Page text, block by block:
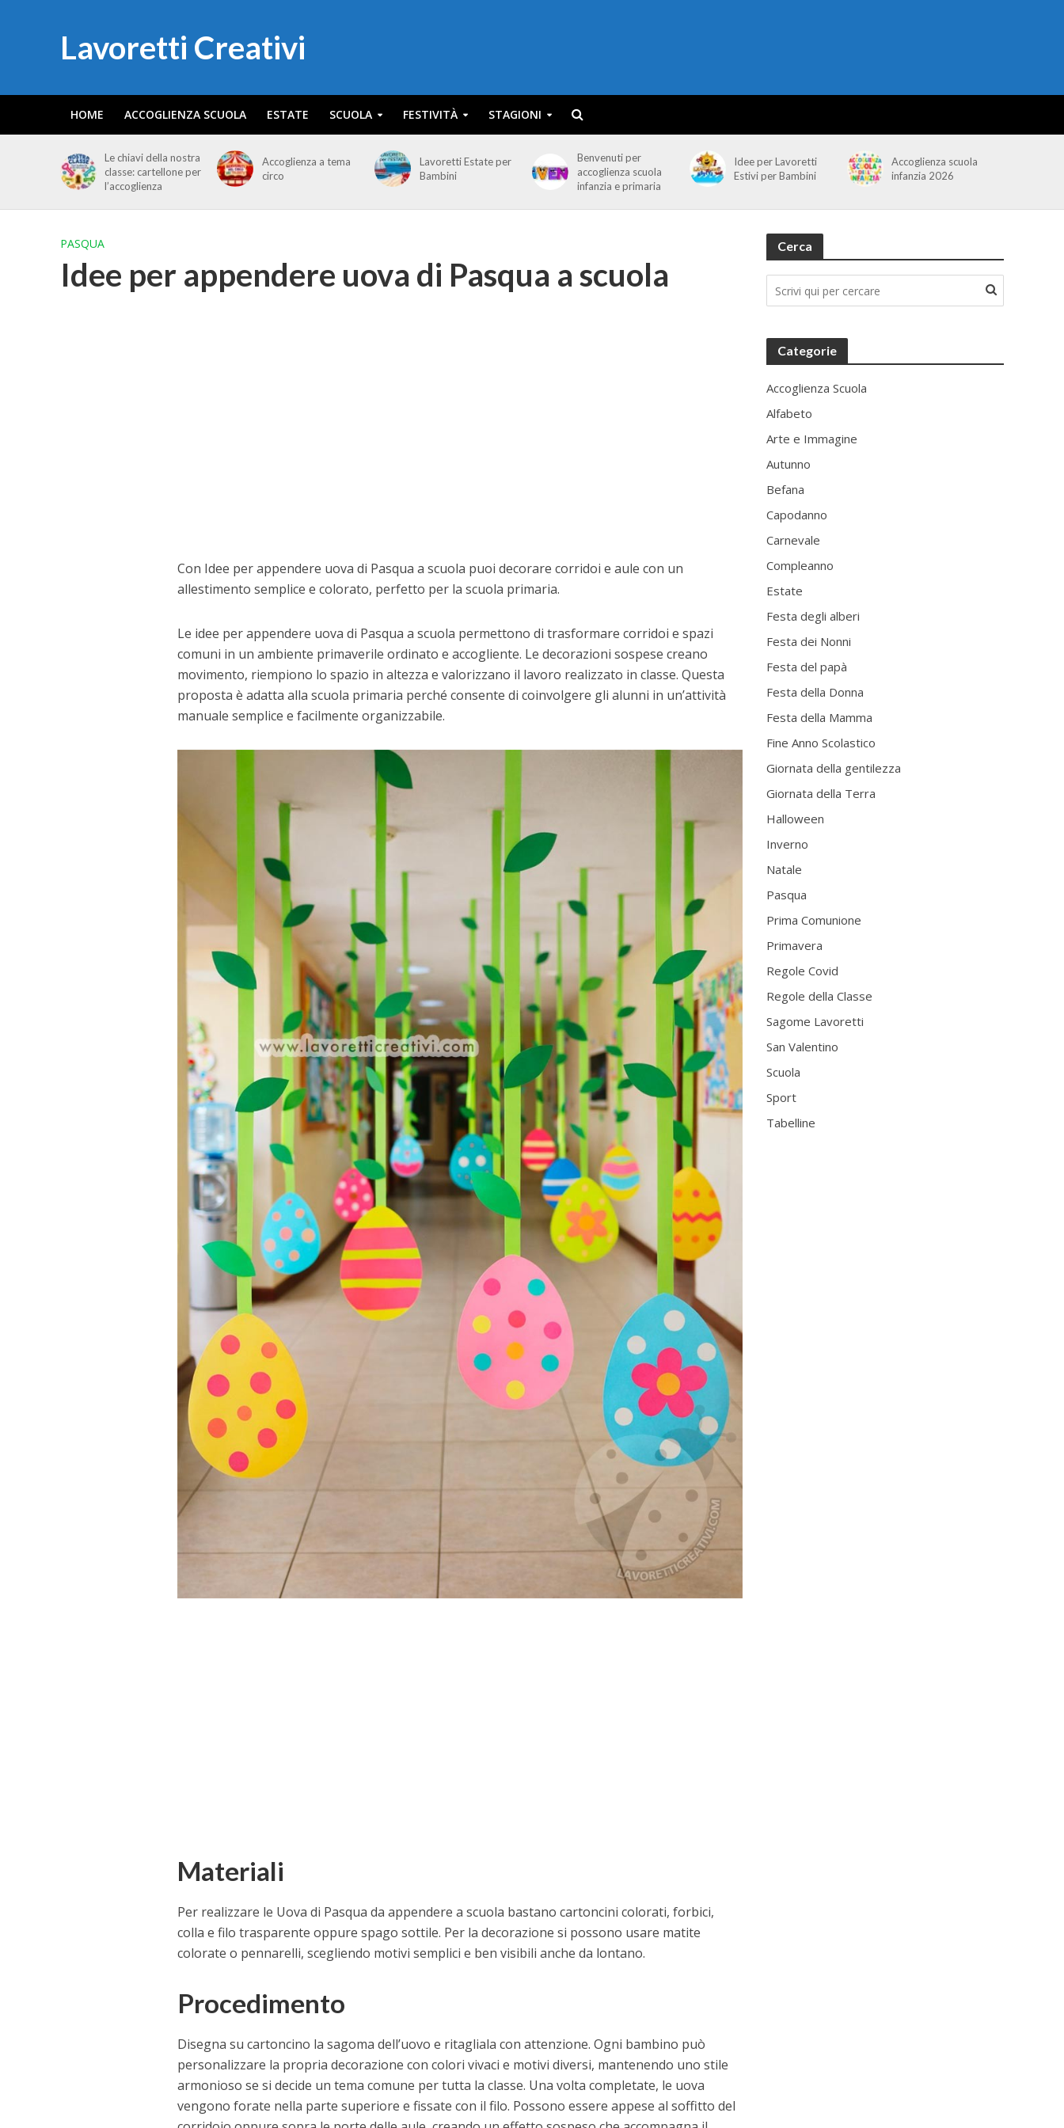
Lavoretti Creativi
HOME ACCOGLIENZA SCUOLA ESTATE SCUOLA FESTIVITÀ STAGIONI
Le chiavi della nostra
classe: cartellone per
l’accoglienza
Accoglienza a tema
circo
Lavoretti Estate per
Bambini
Benvenuti per
accoglienza scuola
infanzia e primaria
Idee per Lavoretti
Estivi per Bambini
Accoglienza scuola
infanzia 2026
PASQUA
Idee per appendere uova di Pasqua a scuola
Con Idee per appendere uova di Pasqua a scuola puoi decorare corridoi e aule con un
allestimento semplice e colorato, perfetto per la scuola primaria.
Le idee per appendere uova di Pasqua a scuola permettono di trasformare corridoi e spazi
comuni in un ambiente primaverile ordinato e accogliente. Le decorazioni sospese creano
movimento, riempiono lo spazio in altezza e valorizzano il lavoro realizzato in classe. Questa
proposta è adatta alla scuola primaria perché consente di coinvolgere gli alunni in un’attività
manuale semplice e facilmente organizzabile.
Materiali
Per realizzare le Uova di Pasqua da appendere a scuola bastano cartoncini colorati, forbici,
colla e filo trasparente oppure spago sottile. Per la decorazione si possono usare matite
colorate o pennarelli, scegliendo motivi semplici e ben visibili anche da lontano.
Procedimento
Disegna su cartoncino la sagoma dell’uovo e ritagliala con attenzione. Ogni bambino può
personalizzare la propria decorazione con colori vivaci e motivi diversi, mantenendo uno stile
armonioso se si decide un tema comune per tutta la classe. Una volta completate, le uova
vengono forate nella parte superiore e fissate con il filo. Possono essere appese al soffitto del
Cerca
Categorie
Accoglienza Scuola
Alfabeto
Arte e Immagine
Autunno
Befana
Capodanno
Carnevale
Compleanno
Estate
Festa degli alberi
Festa dei Nonni
Festa del papà
Festa della Donna
Festa della Mamma
Fine Anno Scolastico
Giornata della gentilezza
Giornata della Terra
Halloween
Inverno
Natale
Pasqua
Prima Comunione
Primavera
Regole Covid
Regole della Classe
Sagome Lavoretti
San Valentino
Scuola
Sport
Tabelline